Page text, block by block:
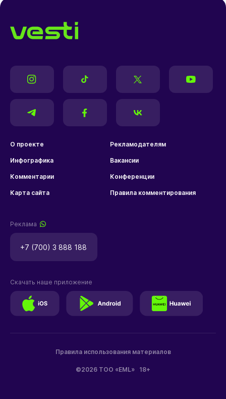
О проекте Рекламодателям
Инфографика Вакансии
Комментарии Конференции
Карта сайта Правила комментирования
Реклама
+7 (700) 3 888 188
©2026 ТОО «EML» 18+
Правила использования материалов
Скачать наше приложение